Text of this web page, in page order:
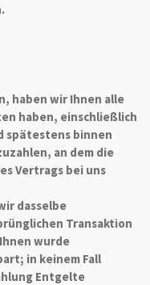
haben wir Ihnen alle
haben, einschließlich
spätestens binnen
an dem die
Vertrags bei uns
dasselbe
Transaktion
wurde
in keinem Fall
Entgelte